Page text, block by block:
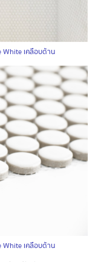
White เคลือบด้าน
White เคลือบด้าน